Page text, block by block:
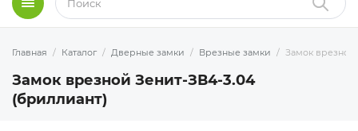
Меню Найти
Главная Каталог Дверные замки Врезные замки Замок врезной
Замок врезной Зенит-ЗВ4-3.04
(бриллиант)